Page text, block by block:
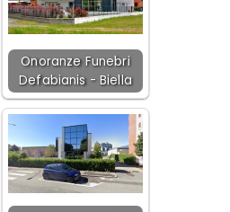
Onoranze Funebri
Defabianis - Biella